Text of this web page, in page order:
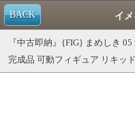
BACK イ
『中古即納』{FIG} まめしき
完成品 可動フィギュア リキッ